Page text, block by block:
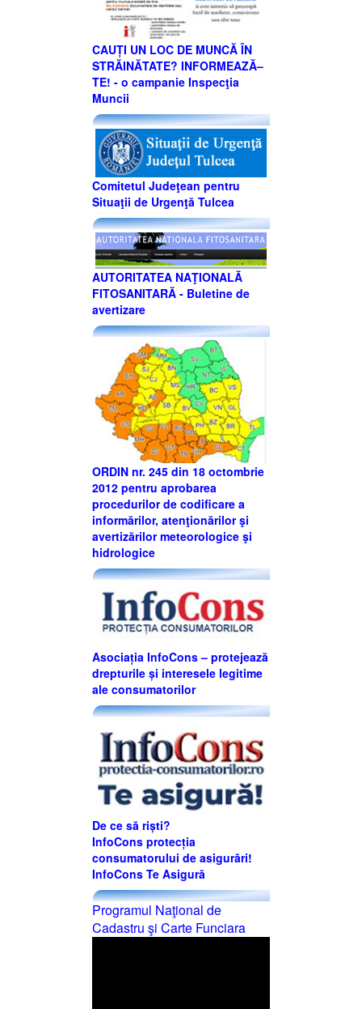
CAUȚI UN LOC DE MUNCĂ ÎN
STRĂINĂTATE? INFORMEAZĂ–
TE! - o campanie Inspecţia
Muncii
Comitetul Judeţean pentru
Situaţii de Urgenţă Tulcea
AUTORITATEA NAŢIONALĂ
FITOSANITARĂ - Buletine de
avertizare
ORDIN nr. 245 din 18 octombrie
2012 pentru aprobarea
procedurilor de codificare a
informărilor, atenţionărilor şi
avertizărilor meteorologice şi
hidrologice
Asociația InfoCons – protejează
drepturile și interesele legitime
ale consumatorilor
De ce să riști?
InfoCons protecția
consumatorului de asigurări!
InfoCons Te Asigură
Programul Naţional de
Cadastru şi Carte Funciara